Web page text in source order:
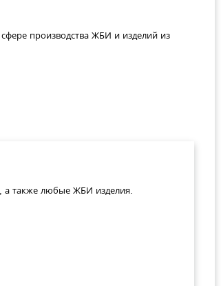
производства ЖБИ и изделий из
а также любые ЖБИ изделия.